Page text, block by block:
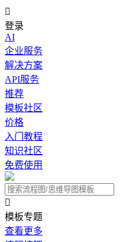

登录
AI
企业服务
解决方案
API服务
推荐
模板社区
价格
入门教程
知识社区
免费使用

模板专题
查看更多